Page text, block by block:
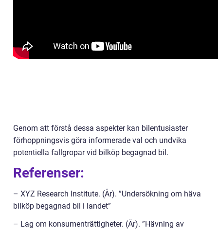
Genom att förstå dessa aspekter kan bilentusiaster
förhoppningsvis göra informerade val och undvika
potentiella fallgropar vid bilköp begagnad bil.
Referenser:
– XYZ Research Institute. (År). ”Undersökning om häva
bilköp begagnad bil i landet”
– Lag om konsumenträttigheter. (År). ”Hävning av